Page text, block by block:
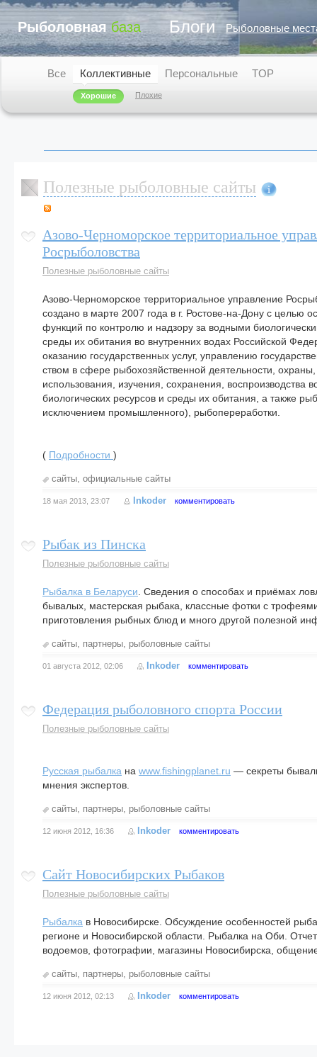
Рыболовная база Блоги Рыболовные
Все Коллективные
Хорошие Плохие
Персональные TOP
Полезные рыболовные сайты
Азово-Черноморское территориальное
Росрыболовства
Полезные рыболовные сайты
Азово-Черноморское территориальное управле­ние
создано в марте 2007 года в г. Ростове-на-Дону с целью
функций по контролю и надзору за водными
среды их обитания во внутрен­них водах Российской
оказанию государ­ственных услуг, управлению
ством в сфере рыбохозяйственной деятельности,
использования, изучения, сохране­ния, воспроизводства
биологических ресурсов и среды их обитания, а также
исключением промышленного), рыбопереработки.
( Подробности )
сайты, официальные сайты
18 мая 2013, 23:07 Inkoder комментировать
Рыбак из Пинска
Полезные рыболовные сайты
Рыбалка в Беларуси . Сведения о способах и приёмах
бывалых, мастерская рыбака, классные фотки с
приготовления рыбных блюд и много другой полезной
сайты, партнеры, рыболовные сайты
01 августа 2012, 02:06 Inkoder комментировать
Федерация рыболовного спорта России
Полезные рыболовные сайты
Русская рыбалка на www.fishingplanet.ru — секреты
мнения экспертов.
сайты, партнеры, рыболовные сайты
12 июня 2012, 16:36 Inkoder комментировать
Сайт Новосибирских Рыбаков
Полезные рыболовные сайты
Рыбалка в Новосибирске. Обсуждение особенностей
регионе и Новосибирской области. Рыбалка на Оби.
водоемов, фотографии, магазины Новосибирска,
сайты, партнеры, рыболовные сайты
12 июня 2012, 02:13 Inkoder комментировать